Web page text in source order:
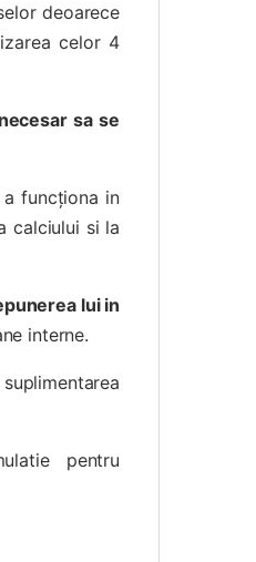
deoarece
celor 4
sa se
funcţiona in
calciului si la
lui in
interne.
pentru